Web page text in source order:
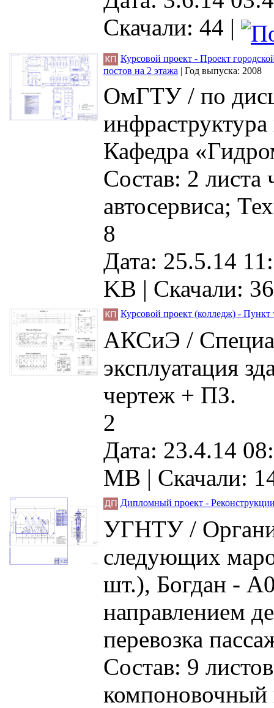
Скачали: 44 |
Курсовой проект - Проект
постов на 2 этажа | Год выпуска: 2008
ОмГТУ / по
Кафедра
Состав: 2 листа
автосервиса;
8
Дата: 25.5.14
KB | Скачали: 36
Курсовой проект (колледж) - Пункт
АКСиЭ /
эксплуатация
чертеж + ПЗ.
2
Дата: 23.4.14
MB | Скачали:
Дипломный проект -
УГНТУ /
следующих
шт.), Богдан -
направлением
перевозка
Состав: 9
компоновочный